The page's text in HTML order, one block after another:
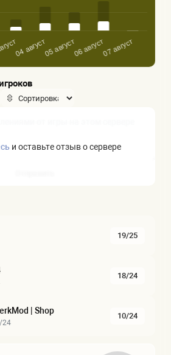
и оставьте отзыв о сервере
19/25
18/24
| Shop
24
10/24